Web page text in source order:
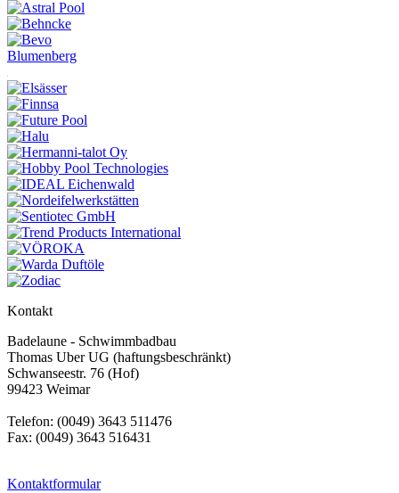
Blumenberg
Kontakt
Badelaune - Schwimmbadbau
Thomas Uber UG (haftungsbeschränkt)
Schwanseestr. 76 (Hof)
99423 Weimar
Telefon: (0049) 3643 511476
Fax: (0049) 3643 516431
Kontaktformular